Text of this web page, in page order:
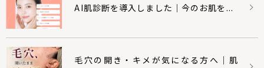
AI肌診断を導入しました｜今のお肌を...
毛穴の開き・キメが気になる方へ｜肌